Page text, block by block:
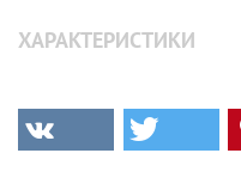
ХАРАКТЕРИСТИКИ